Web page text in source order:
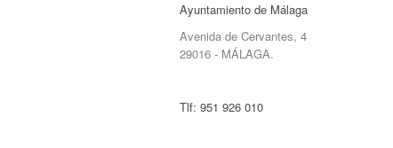
Ayuntamiento de Málaga
Avenida de Cervantes, 4
29016 - MÁLAGA.
Tlf: 951 926 010